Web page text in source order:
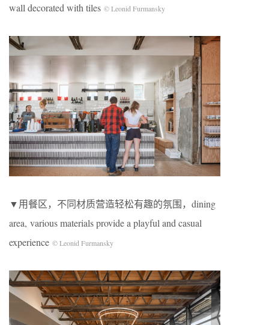
wall decorated with tiles ©Leonid Furmansky
▼用餐区，不同材质营造轻松有趣的氛围，dining
area, various materials provide a playful and casual
experience ©Leonid Furmansky